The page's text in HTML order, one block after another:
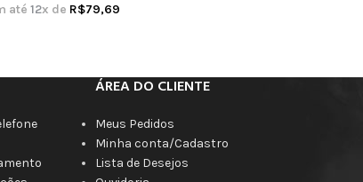
até 12x de R$79,69
ÁREA DO CLIENTE
Meus Pedidos
Minha conta/Cadastro
Lista de Desejos